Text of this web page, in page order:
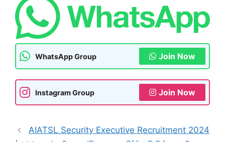
WhatsApp Group Join Now
Instagram Group Join Now
AIATSL Security Executive Recruitment 2024